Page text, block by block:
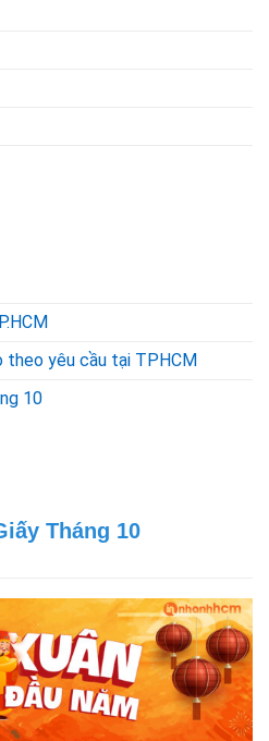
yêu cầu tại TPHCM
10
Tháng 10